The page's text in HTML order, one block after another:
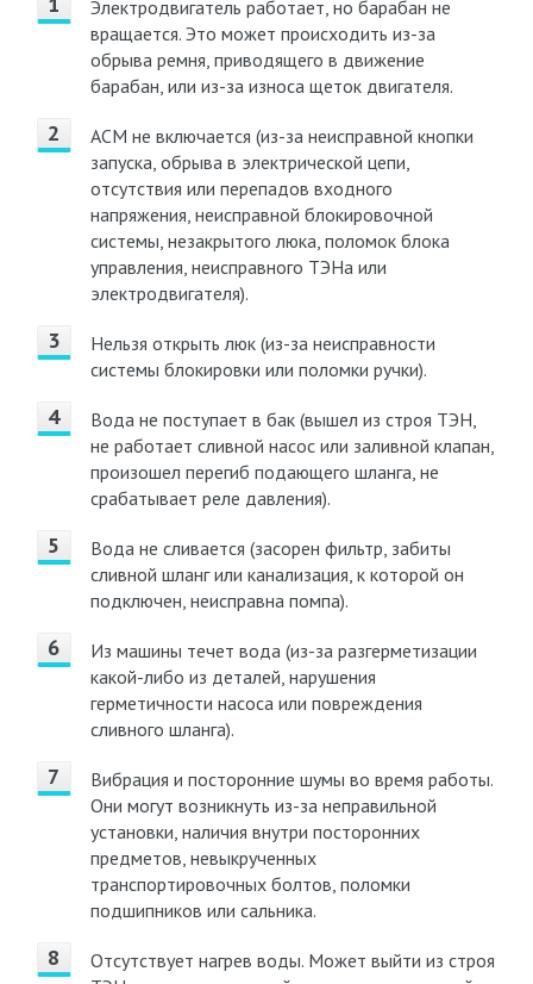
Электродвигатель работает, но барабан не
вращается. Это может происходить из-за
обрыва ремня, приводящего в движение
барабан, или из-за износа щеток двигателя.
АСМ не включается (из-за неисправной кнопки
запуска, обрыва в электрической цепи,
отсутствия или перепадов входного
напряжения, неисправной блокировочной
системы, незакрытого люка, поломок блока
управления, неисправного ТЭНа или
электродвигателя).
Нельзя открыть люк (из-за неисправности
системы блокировки или поломки ручки).
Вода не поступает в бак (вышел из строя ТЭН,
не работает сливной насос или заливной клапан,
произошел перегиб подающего шланга, не
срабатывает реле давления).
Вода не сливается (засорен фильтр, забиты
сливной шланг или канализация, к которой он
подключен, неисправна помпа).
Из машины течет вода (из-за разгерметизации
какой-либо из деталей, нарушения
герметичности насоса или повреждения
сливного шланга).
Вибрация и посторонние шумы во время работы.
Они могут возникнуть из-за неправильной
установки, наличия внутри посторонних
предметов, невыкрученных
транспортировочных болтов, поломки
подшипников или сальника.
Отсутствует нагрев воды. Может выйти из строя